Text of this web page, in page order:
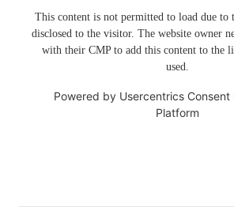
This content is not permitted to load due to
disclosed to the visitor. The website owner
with their CMP to add this content to the
used.
Powered by Usercentrics Consent
Platform